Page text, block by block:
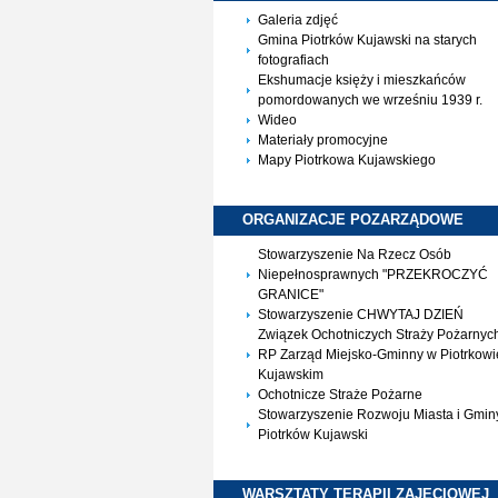
Galeria zdjęć
Gmina Piotrków Kujawski na starych
fotografiach
Ekshumacje księży i mieszkańców
pomordowanych we wrześniu 1939 r.
Wideo
Materiały promocyjne
Mapy Piotrkowa Kujawskiego
ORGANIZACJE POZARZĄDOWE
Stowarzyszenie Na Rzecz Osób
Niepełnosprawnych "PRZEKROCZYĆ
GRANICE"
Stowarzyszenie CHWYTAJ DZIEŃ
Związek Ochotniczych Straży
RP Zarząd Miejsko-Gminny w
Kujawskim
Ochotnicze Straże Pożarne
Stowarzyszenie Rozwoju Miasta i
Piotrków Kujawski
WARSZTATY TERAPII ZAJĘCIOWEJ